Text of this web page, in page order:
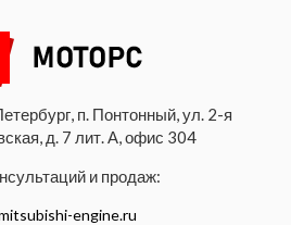
п. Понтонный, ул. 2-я
д. 7 лит. А, офис 304
и продаж:
engine.ru